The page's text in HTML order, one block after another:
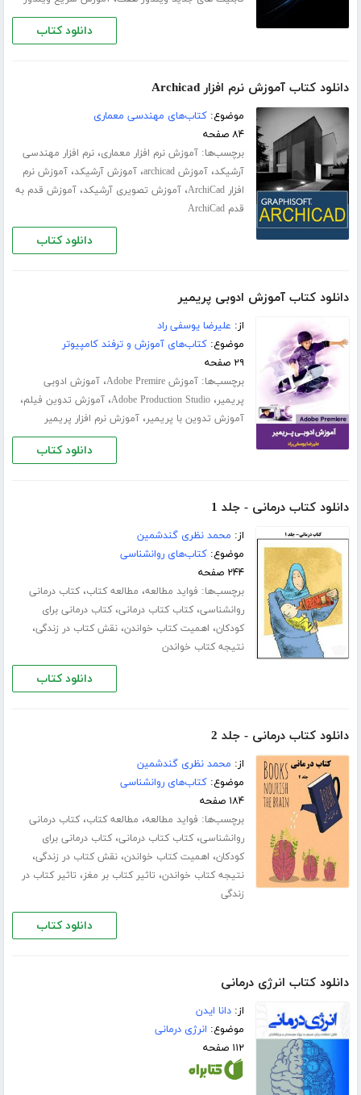
دانلود کتاب
دانلود کتاب آموزش نرم افزار Archicad
موضوع:کتاب‌های مهندسی معماری
۸۴ صفحه
برچسب‌ها:آموزش نرم افزار معماری،نرم افزار مهندسی
آرشیکد،آموزش archicad ،آموزش آرشیکد،آموزش نرم
افزار ArchiCad
،آموزش تصویری آرشیکد،آموزش قدم به
قدم ArchiCad
دانلود کتاب
دانلود کتاب آموزش ادوبی پریمیر
از: علیرضا یوسفی راد
موضوع:کتاب‌های آموزش و ترفند کامپیوتر
۲۹ صفحه
برچسب‌ها:آموزش Adobe Premire ،آموزش ادوبی
پریمیر،Adobe Production Studio،آموزش تدوین فیلم،
آموزش تدوین با پریمیر،آموزش نرم افزار پریمیر
دانلود کتاب
دانلود کتاب درمانی - جلد 1
از: محمد نظری گندشمین
موضوع:کتاب‌های روانشناسی
۲۴۴ صفحه
برچسب‌ها: فواید مطالعه، مطالعه کتاب،کتاب درمانی
روانشناسی،کتاب کتاب درمانی،کتاب درمانی برای
کودکان، اهمیت کتاب خواندن،نقش کتاب در زندگی،
نتیجه کتاب خواندن
دانلود کتاب
دانلود کتاب درمانی - جلد 2
از: محمد نظری گندشمین
موضوع:کتاب‌های روانشناسی
۱۸۴ صفحه
برچسب‌ها: فواید مطالعه، مطالعه کتاب،کتاب درمانی
روانشناسی،کتاب کتاب درمانی،کتاب درمانی برای
کودکان، اهمیت کتاب خواندن،نقش کتاب در زندگی،
نتیجه کتاب خواندن، تاثیر کتاب بر مغز، تاثیر کتاب در
زندگی
دانلود کتاب
دانلود کتاب انرژی درمانی
از:دانا ایدن
موضوع: انرژی درمانی
۱۱۲ صفحه